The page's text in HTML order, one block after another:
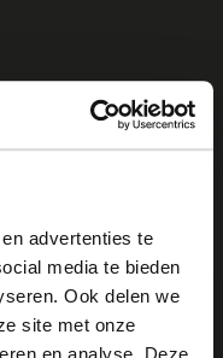
advertenties te
media te bieden
Ook delen we
site met onze
der
Sohle der
×